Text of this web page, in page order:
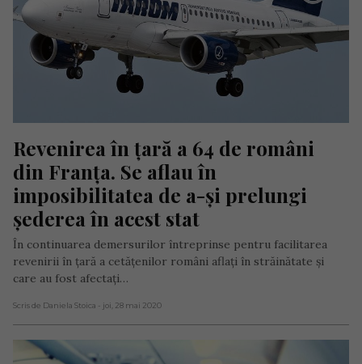
Revenirea în țară a 64 de români
din Franța. Se aflau în
imposibilitatea de a-și prelungi
șederea în acest stat
În continuarea demersurilor întreprinse pentru facilitarea
revenirii în țară a cetățenilor români aflați în străinătate și
care au fost afectați…
Scris de Daniela Stoica - joi, 28 mai 2020